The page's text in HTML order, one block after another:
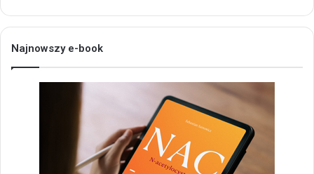
Najnowszy e-book